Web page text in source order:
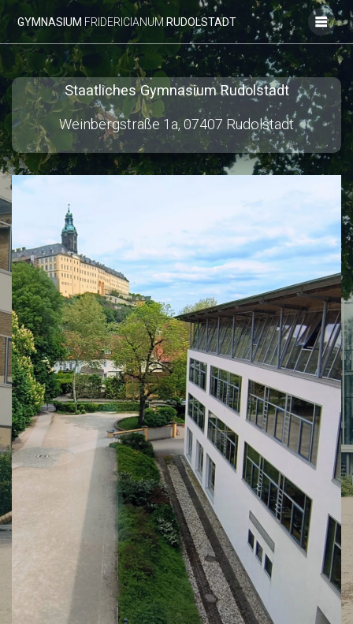
Zum
Inhalt
springen
GYMNASIUM FRIDERICIANUMRUDOLSTADT
Staatliches Gymnasium Rudolstadt
Weinbergstraße 1a, 07407 Rudolstadt